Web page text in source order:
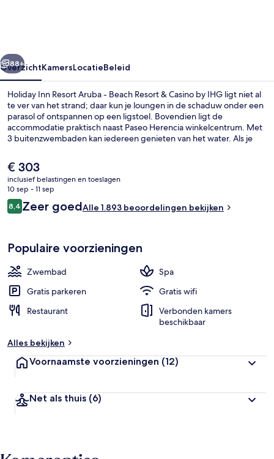
Resort
&
Casino
by
IHG
Volgende
88+
OverzichtKamersLocatieBeleid
Holiday Inn Resort Aruba - Beach Resort & Casino by IHG ligt niet al
te ver van het strand; daar kun je loungen in de schaduw onder een
parasol of ontspannen op een ligstoel. Bovendien ligt de
accommodatie praktisch naast Paseo Herencia winkelcentrum. Met
3 buitenzwembaden kan iedereen genieten van het water. Als je
body wraps en gezichtsbehandelingen. Corals Restaurant, een van
de 4 restaurants, biedt uitzicht op zee en je kunt hier genieten van
ontbijt. De accommodatie heeft ook 2 strandbars, een casino en
een gratis kinderclub. Andere reizigers raden de accommodatie aan
vanwege het behulpzame personeel en de ligging aan het strand.
De
huidige
prijs
is
€ 303
€ 303
inclusief belastingen en toeslagen
10 sep - 11 sep
Beoordelingen
8,48,4 op 10 –
Zeer goedAlle 1.893 beoordelingen bekijken
Populaire voorzieningen
Zwembad
Spa
Gratis parkeren
Gratis wifi
Restaurant
Verbonden kamers
beschikbaar
Alles bekijken
Voornaamste voorzieningen (12)
Net als thuis (6)